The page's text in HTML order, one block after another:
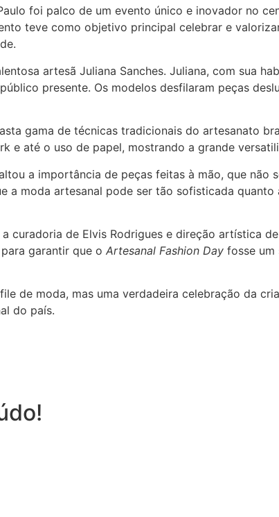
foi palco de um evento único e inovador no
teve como objetivo principal celebrar e
artesã Juliana Sanches. Juliana, com sua
presente. Os modelos desfilaram peças
gama de técnicas tradicionais do artesanato
e até o uso de papel, mostrando a grande
a importância de peças feitas à mão, que não
a moda artesanal pode ser tão sofisticada
curadoria de Elvis Rodrigues e direção artística
garantir que o Artesanal Fashion Day fosse um
de moda, mas uma verdadeira celebração da
do país.